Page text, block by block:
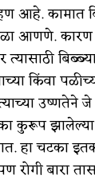
घोषणांचा पाऊस
हुईन तं हू माय…
प्रेत
डॉक्टर,
आहे. कामात
आणणे. कारण
किंवा
कुरूप झालेल्या
हा चटका
रोगी बारा